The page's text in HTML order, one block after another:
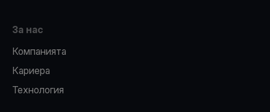
За нас
Компанията
Кариера
Технология